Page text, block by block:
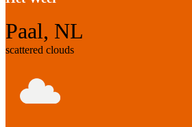
Paal, NL
scattered clouds